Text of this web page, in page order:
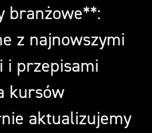
branżowe**:
z najnowszymi
i przepisami
kursów
aktualizujemy